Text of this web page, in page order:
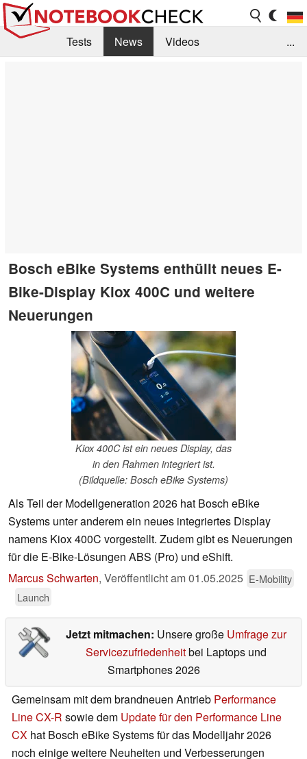
Tests News
Videos
...
Bosch eBike Systems enthüllt neues E-
Bike-Display Kiox 400C und weitere
Neuerungen
Kiox 400C ist ein neues Display, das
in den Rahmen integriert ist.
(Bildquelle: Bosch eBike Systems)
Als Teil der Modellgeneration 2026 hat Bosch eBike
Systems unter anderem ein neues integriertes Display
namens Kiox 400C vorgestellt. Zudem gibt es Neuerungen
für die E-Bike-Lösungen ABS (Pro) und eShift.
Marcus Schwarten, Veröffentlicht am01.05.2025 E-Mobility
Launch
Jetzt mitmachen: Unsere große Umfrage zur
Servicezufriedenheitbei Laptops und
Smartphones 2026
Gemeinsam mit dem brandneuen Antrieb Performance
Line CX-R sowie dem Update für den Performance Line
CX hat Bosch eBike Systems für das Modelljahr 2026
noch einige weitere Neuheiten und Verbesserungen